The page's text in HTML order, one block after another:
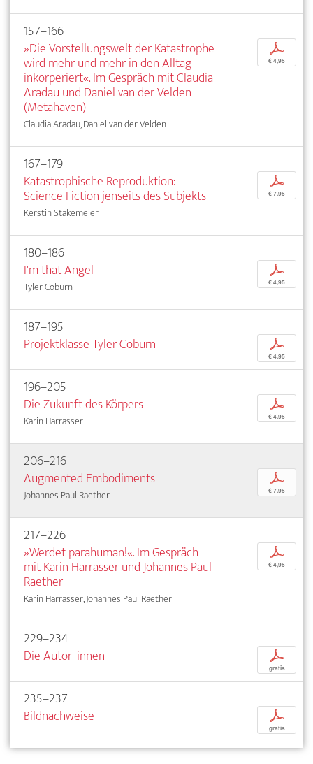
157–166
»Die Vorstellungswelt der Katastrophe
wird mehr und mehr in den Alltag
inkorperiert«. Im Gespräch mit Claudia
Aradau und Daniel van der Velden
(Metahaven)
Claudia Aradau, Daniel van der Velden
p
€ 4,95
167–179
Katastrophische Reproduktion:
Science Fiction jenseits des Subjekts
Kerstin Stakemeier
p
€ 7,95
180–186
I'm that Angel
Tyler Coburn
p
€ 4,95
187–195
Projektklasse Tyler Coburn
p
€ 4,95
196–205
Die Zukunft des Körpers
Karin Harrasser
p
€ 4,95
206–216
Augmented Embodiments
Johannes Paul Raether
p
€ 7,95
217–226
»Werdet parahuman!«. Im Gespräch
mit Karin Harrasser und Johannes Paul
Raether
Karin Harrasser, Johannes Paul Raether
p
€ 4,95
229–234
Die Autor_innen
p
gratis
235–237
Bildnachweise
p
gratis